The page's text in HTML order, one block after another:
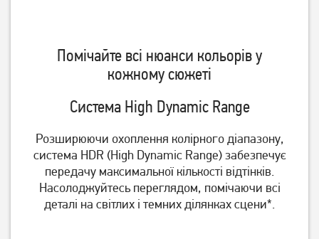
грн 40 369грн
32 289грн
Помічайте всі нюанси кольорів у
кожному сюжеті
Система High Dynamic Range
Розширюючи охоплення колірного діапазону,
система HDR (High Dynamic Range) забезпечує
передачу максимальної кількості відтінків.
Насолоджуйтесь переглядом, помічаючи всі
деталі на світлих і темних ділянках сцени*.